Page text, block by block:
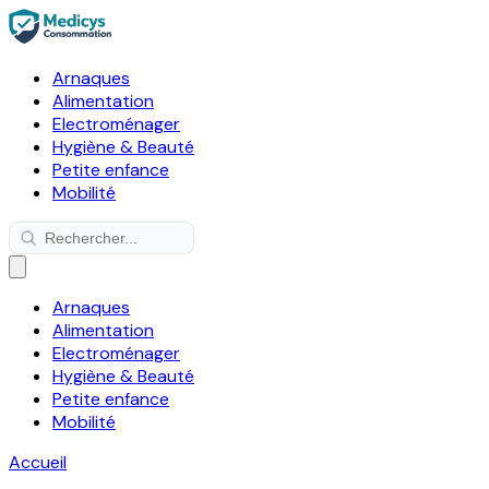
Arnaques
Alimentation
Electroménager
Hygiène & Beauté
Petite enfance
Mobilité
Arnaques
Alimentation
Electroménager
Hygiène & Beauté
Petite enfance
Mobilité
Accueil